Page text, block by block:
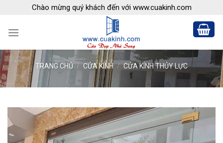
content
Chào mừng quý khách đến với www.cuakinh.com
TRANG CHỦ / CỬA KÍNH / CỬA KÍNH THỦY LỰC